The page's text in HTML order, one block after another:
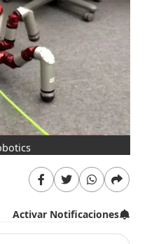
Activar Notificaciones